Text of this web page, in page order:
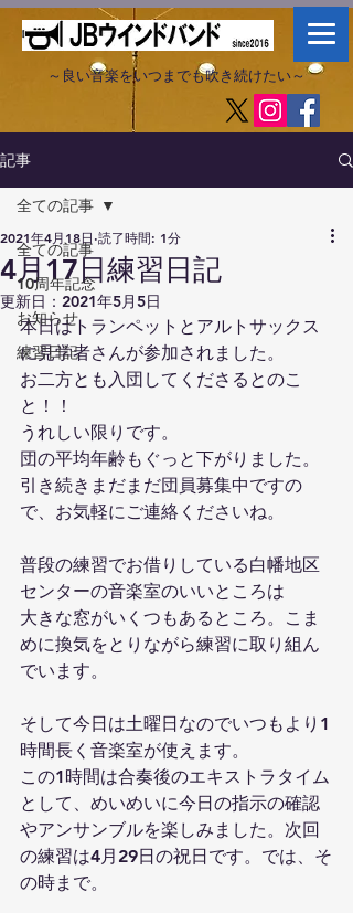
～良い音楽をいつまでも吹き続けたい～​
記事
全ての記事
10周年記念
お知らせ
練習日記
全ての記事
4月17日練習日記
2021年4月18日 読了時間: 1分
更新日： 2021年5月5日
本日はトランペットとアルトサックス
に見学者さんが参加されました。
お二方とも入団してくださるとのこ
と！！
うれしい限りです。
団の平均年齢もぐっと下がりました。
引き続きまだまだ団員募集中ですの
で、お気軽にご連絡くださいね。
普段の練習でお借りしている白幡地区
センターの音楽室のいいところは
大きな窓がいくつもあるところ。こま
めに換気をとりながら練習に取り組ん
でいます。
そして今日は土曜日なのでいつもより1
時間長く音楽室が使えます。
この1時間は合奏後のエキストラタイム
として、めいめいに今日の指示の確認
やアンサンブルを楽しみました。次回
の練習は4月29日の祝日です。では、そ
の時まで。